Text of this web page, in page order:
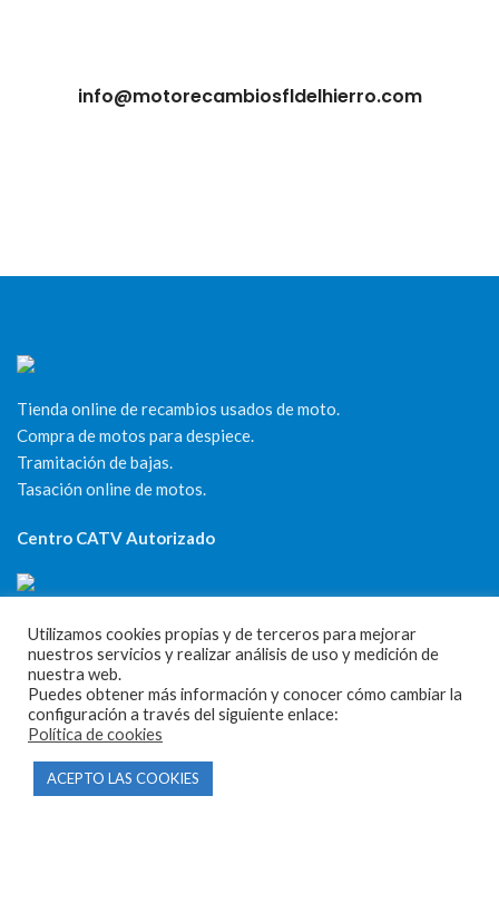
info@motorecambiosfldelhierro.com
Tienda online de recambios usados de moto.
Compra de motos para despiece.
Tramitación de bajas.
Tasación online de motos.
Centro CATV Autorizado
CONTACTO
Parque Empresarial Las Condas , Nave 1
Utilizamos cookies propias y de terceros para mejorar
nuestros servicios y realizar análisis de uso y medición de
nuestra web.
Puedes obtener más información y conocer cómo cambiar la
configuración a través del siguiente enlace:
Política de cookies
ACEPTO LAS COOKIES